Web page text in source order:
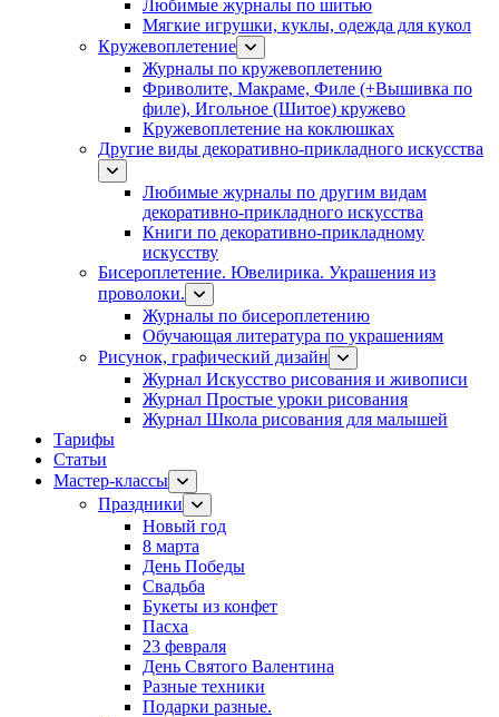
Любимые журналы по шитью
Мягкие игрушки, куклы, одежда для кукол
Кружевоплетение
Журналы по кружевоплетению
Фриволите, Макраме, Филе (+Вышивка по
филе), Игольное (Шитое) кружево
Кружевоплетение на коклюшках
Другие виды декоративно-прикладного искусства
Любимые журналы по другим видам
декоративно-прикладного искусства
Книги по декоративно-прикладному
искусству
Бисероплетение. Ювелирика. Украшения из
проволоки.
Журналы по бисероплетению
Обучающая литература по украшениям
Рисунок, графический дизайн
Журнал Искусство рисования и живописи
Журнал Простые уроки рисования
Журнал Школа рисования для малышей
Тарифы
Статьи
Мастер-классы
Праздники
Новый год
8 марта
День Победы
Свадьба
Букеты из конфет
Пасха
23 февраля
День Святого Валентина
Разные техники
Подарки разные.